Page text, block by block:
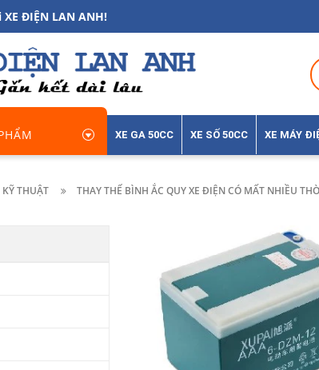
ĐIỆN LAN ANH!
XE GA 50CC XE SỐ 50CC XE MÁY
THUẬT THAY THẾ BÌNH ẮC QUY XE ĐIỆN CÓ MẤT NHIỀU